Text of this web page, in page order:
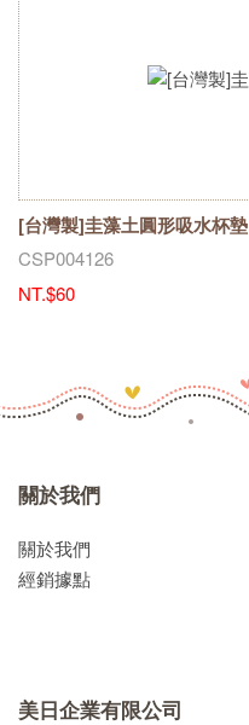
[台灣製]圭藻土圓形吸水杯墊
CSP004126
NT.$60
關於我們
關於我們
經銷據點
美日企業有限公司